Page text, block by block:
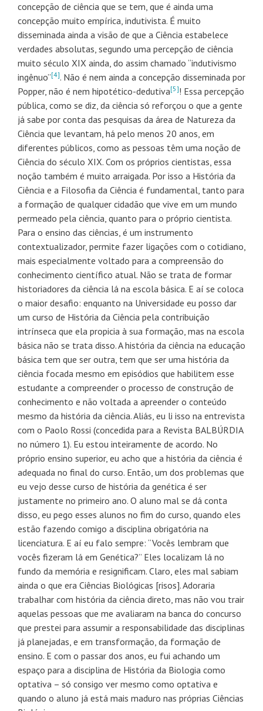
concepção de ciência que se tem, que é ainda uma
concepção muito empírica, indutivista. É muito
disseminada ainda a visão de que a Ciência estabelece
verdades absolutas, segundo uma percepção de ciência
muito século XIX ainda, do assim chamado “indutivismo
ingênuo”[4]. Não é nem ainda a concepção disseminada por
Popper, não é nem hipotético-dedutiva[5]! Essa percepção
pública, como se diz, da ciência só reforçou o que a gente
já sabe por conta das pesquisas da área de Natureza da
Ciência que levantam, há pelo menos 20 anos, em
diferentes públicos, como as pessoas têm uma noção de
Ciência do século XIX. Com os próprios cientistas, essa
noção também é muito arraigada. Por isso a História da
Ciência e a Filosofia da Ciência é fundamental, tanto para
a formação de qualquer cidadão que vive em um mundo
permeado pela ciência, quanto para o próprio cientista.
Para o ensino das ciências, é um instrumento
contextualizador, permite fazer ligações com o cotidiano,
mais especialmente voltado para a compreensão do
conhecimento científico atual. Não se trata de formar
historiadores da ciência lá na escola básica. E aí se coloca
o maior desafio: enquanto na Universidade eu posso dar
um curso de História da Ciência pela contribuição
intrínseca que ela propicia à sua formação, mas na escola
básica não se trata disso. A história da ciência na educação
básica tem que ser outra, tem que ser uma história da
ciência focada mesmo em episódios que habilitem esse
estudante a compreender o processo de construção de
conhecimento e não voltada a apreender o conteúdo
mesmo da história da ciência. Aliás, eu li isso na entrevista
com o Paolo Rossi (concedida para a Revista BALBÚRDIA
no número 1). Eu estou inteiramente de acordo. No
próprio ensino superior, eu acho que a história da ciência é
adequada no final do curso. Então, um dos problemas que
eu vejo desse curso de história da genética é ser
justamente no primeiro ano. O aluno mal se dá conta
disso, eu pego esses alunos no fim do curso, quando eles
estão fazendo comigo a disciplina obrigatória na
licenciatura. E aí eu falo sempre: “Vocês lembram que
vocês fizeram lá em Genética?” Eles localizam lá no
fundo da memória e resignificam. Claro, eles mal sabiam
ainda o que era Ciências Biológicas [risos]. Adoraria
trabalhar com história da ciência direto, mas não vou trair
aquelas pessoas que me avaliaram na banca do concurso
que prestei para assumir a responsabilidade das disciplinas
já planejadas, e em transformação, da formação de
ensino. E com o passar dos anos, eu fui achando um
espaço para a disciplina de História da Biologia como
optativa – só consigo ver mesmo como optativa e
quando o aluno já está mais maduro nas próprias Ciências